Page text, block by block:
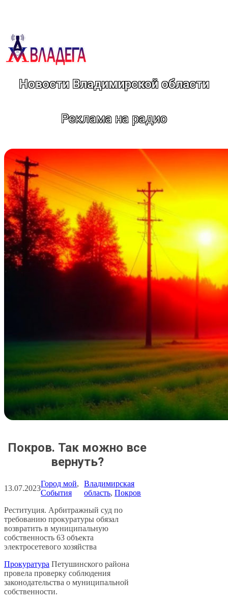
Новости Владимирской области
Реклама на радио
Покров. Так можно все
вернуть?
13.07.2023
Город мой
События
Владимирская
область, Покров
Реституция. Арбитражный суд по
требованию прокуратуры обязал
возвратить в муниципальную
собственность 63 объекта
электросетевого хозяйства
Прокуратура Петушинского района
провела проверку соблюдения
законодательства о муниципальной
собственности.